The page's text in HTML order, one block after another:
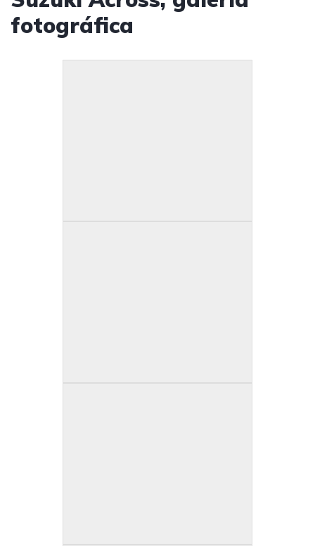
fotográfica